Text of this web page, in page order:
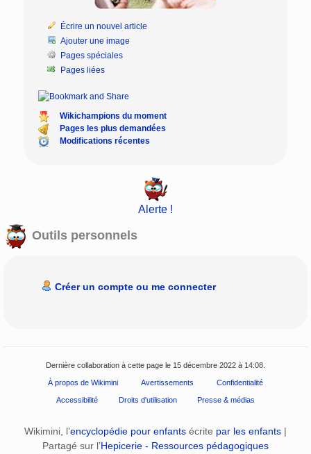
Écrire un nouvel article
Ajouter une image
Pages spéciales
Pages liées
Wikichampions du moment
Pages les plus demandées
Modifications récentes
Alerte !
Outils personnels
Créer un compte ou me connecter
Dernière collaboration à cette page le 15 décembre 2022 à 14:08.
À propos de Wikimini Avertissements Confidentialité
Accessibilité Droits d'utilisation Presse & médias
Wikimini, l’encyclopédie pour enfants écrite par les enfants |
Partagé sur l’Hepicerie - Ressources pédagogiques